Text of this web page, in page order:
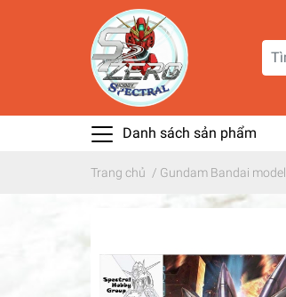
Danh sách sản phẩm
Trang chủ / Gundam Bandai model